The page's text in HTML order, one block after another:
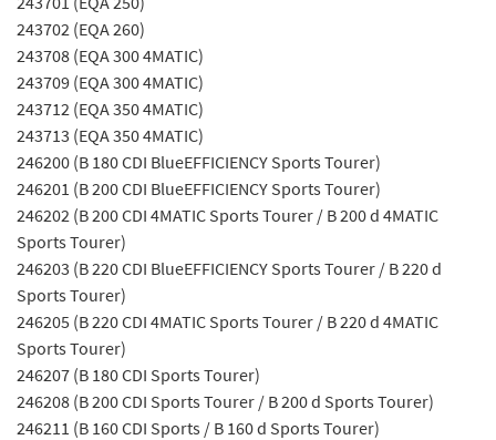
243702 (EQA 260)
243708 (EQA 300 4MATIC)
243709 (EQA 300 4MATIC)
243712 (EQA 350 4MATIC)
243713 (EQA 350 4MATIC)
246200 (B 180 CDI BlueEFFICIENCY Sports Tourer)
246201 (B 200 CDI BlueEFFICIENCY Sports Tourer)
246202 (B 200 CDI 4MATIC Sports Tourer / B 200 d 4MATIC
Sports Tourer)
246203 (B 220 CDI BlueEFFICIENCY Sports Tourer / B 220 d
Sports Tourer)
246205 (B 220 CDI 4MATIC Sports Tourer / B 220 d 4MATIC
Sports Tourer)
246207 (B 180 CDI Sports Tourer)
246208 (B 200 CDI Sports Tourer / B 200 d Sports Tourer)
246211 (B 160 CDI Sports / B 160 d Sports Tourer)